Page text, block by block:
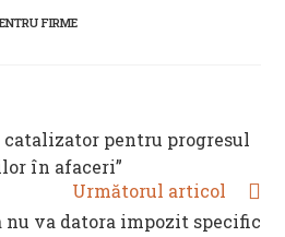
windowwindow
FIRME
catalizator pentru progresul
în afaceri”
Următorul articol
nu va datora impozit specific